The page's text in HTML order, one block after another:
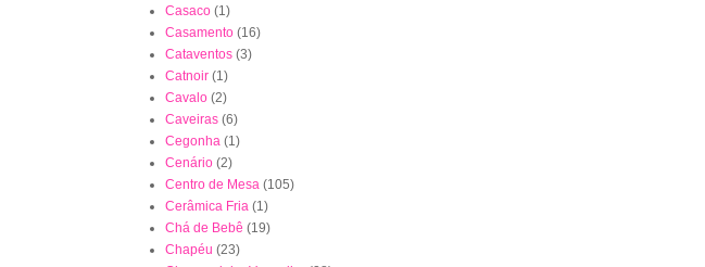
Casaco (1)
Casamento (16)
Cataventos (3)
Catnoir (1)
Cavalo (2)
Caveiras (6)
Cegonha (1)
Cenário (2)
Centro de Mesa (105)
Cerâmica Fria (1)
Chá de Bebê (19)
Chapéu (23)